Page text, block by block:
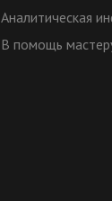
Аналитическая
В помощь